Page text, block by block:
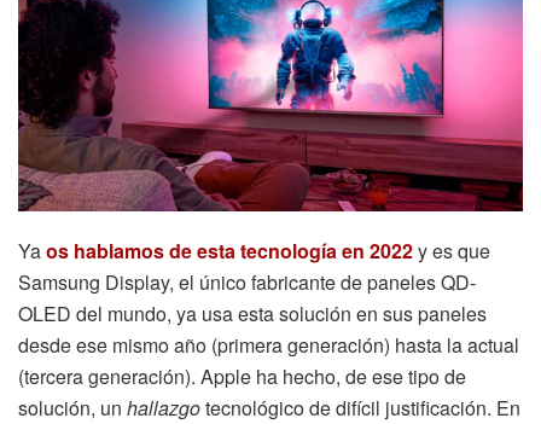
Yaos hablamos de esta tecnología en 2022y es que
Samsung Display, el único fabricante de paneles QD-
OLED del mundo, ya usa esta solución en sus paneles
desde ese mismo año (primera generación) hasta la actual
(tercera generación). Apple ha hecho, de ese tipo de
solución, un hallazgotecnológico de difícil justificación. En